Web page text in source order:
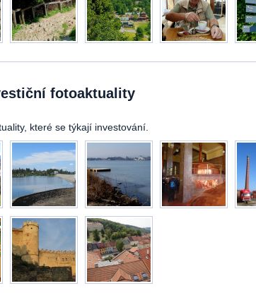
fotoaktuality
které se týkají investování.